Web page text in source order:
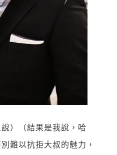
）（結果是我說，哈
難以抗拒大叔的魅力，